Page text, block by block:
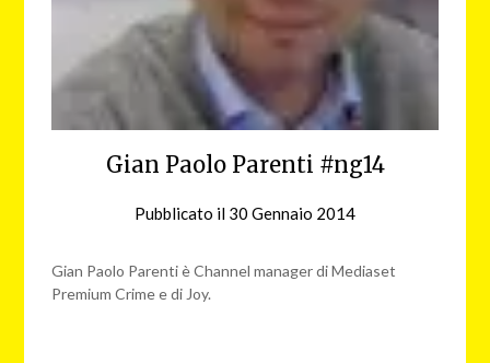
Gian Paolo Parenti #ng14
Pubblicato il 30 Gennaio 2014
Gian Paolo Parenti è Channel manager di Mediaset
Premium Crime e di Joy.